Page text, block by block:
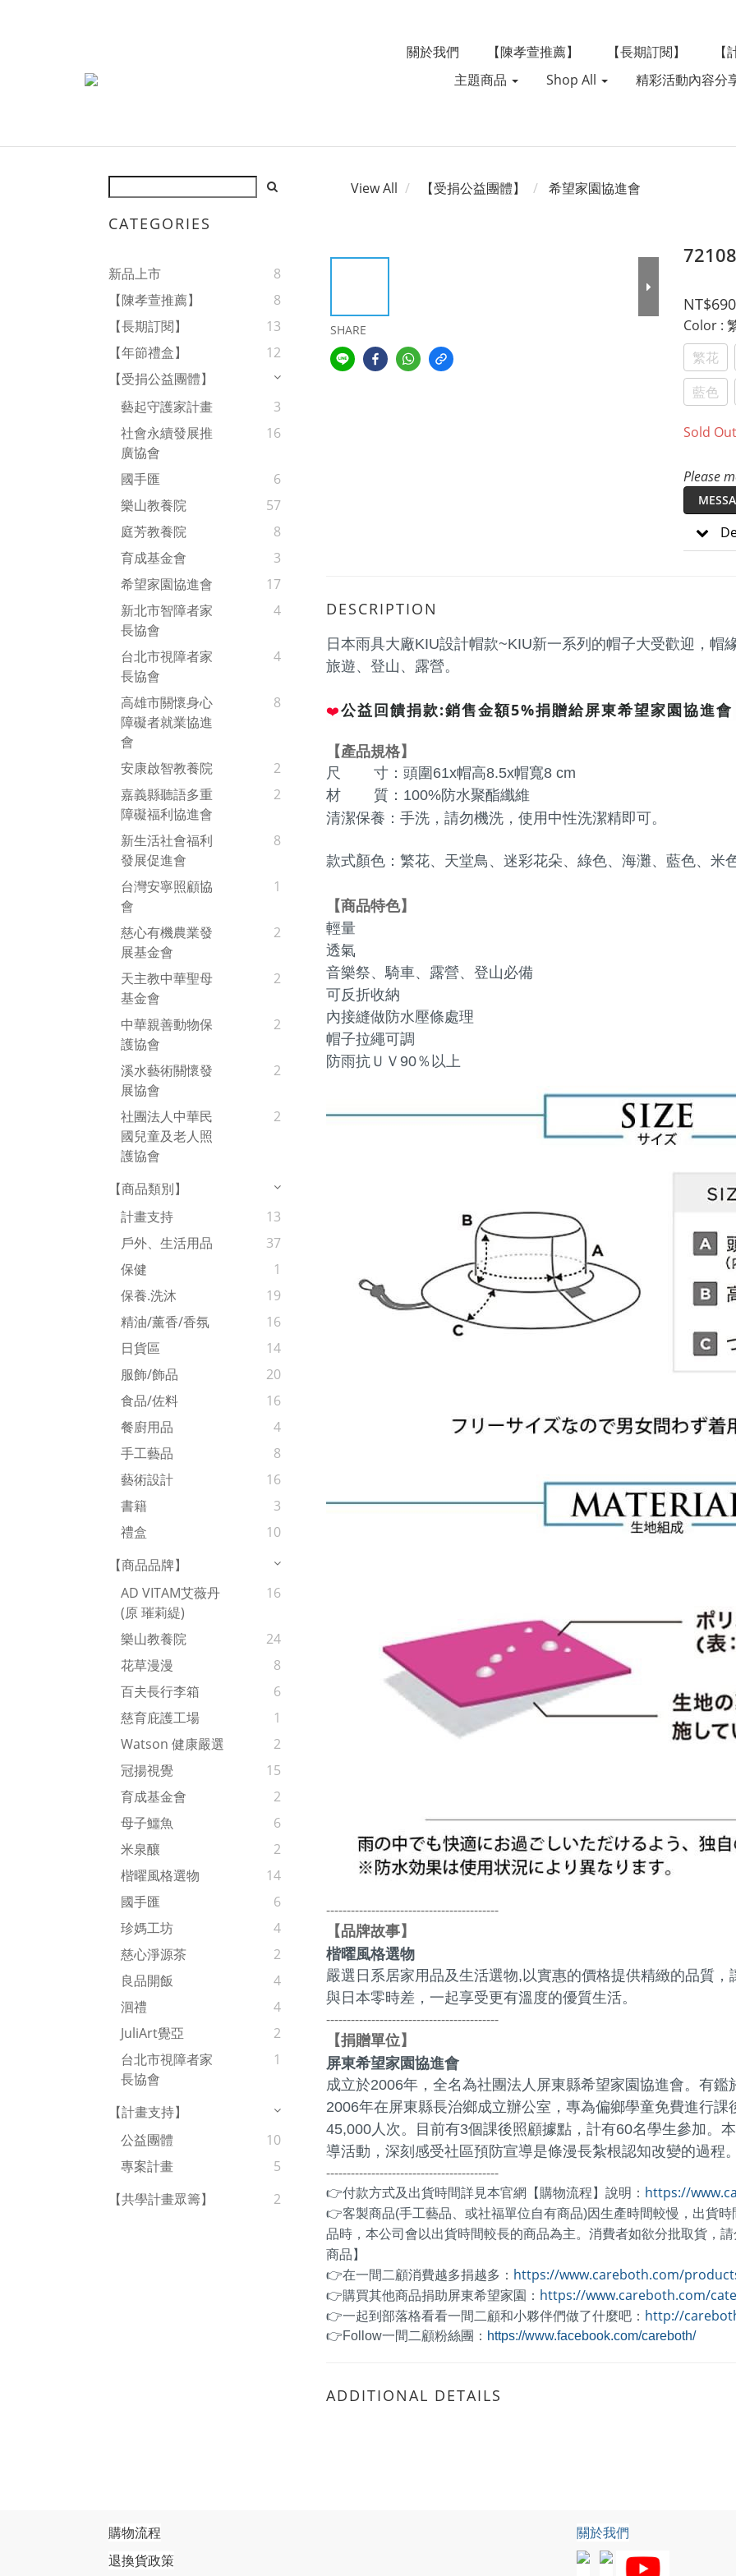
關於我們 【陳孝萱推薦】 【長期訂閱】
主題商品
Shop All 精彩活動內容分
CATEGORIES
新品上市
8
【陳孝萱推薦】
8
【長期訂閱】
13
【年節禮盒】
12
【受捐公益團體】
藝起守護家計畫
3
社會永續發展推
廣協會
16
國手匯
6
樂山教養院
57
庭芳教養院
8
育成基金會
3
希望家園協進會
17
新北市智障者家
長協會
4
台北市視障者家
長協會
4
高雄市關懷身心
障礙者就業協進
會
8
安康啟智教養院
2
嘉義縣聽語多重
障礙福利協進會
2
新生活社會福利
發展促進會
8
台灣安寧照顧協
會
1
慈心有機農業發
展基金會
2
天主教中華聖母
基金會
2
中華親善動物保
護協會
2
溪水藝術關懷發
展協會
2
社團法人中華民
國兒童及老人照
護協會
2
【商品類別】
計畫支持
13
戶外、生活用品
37
保健
1
保養.洗沐
19
精油/薰香/香氛
16
日貨區
14
服飾/飾品
20
食品/佐料
16
餐廚用品
4
手工藝品
8
藝術設計
16
書籍
3
禮盒
10
【商品品牌】
AD VITAM艾薇丹
(原 璀莉緹)
16
樂山教養院
24
花草漫漫
8
百夫長行李箱
6
慈育庇護工場
1
Watson 健康嚴選
2
冠揚視覺
15
育成基金會
2
母子鱷魚
6
米泉釀
2
楷曜風格選物
14
國手匯
6
珍媽工坊
4
慈心淨源茶
2
良品開飯
4
洄禮
4
JuliArt覺亞
2
台北市視障者家
長協會
1
【計畫支持】
公益團體
10
專案計畫
5
【共學計畫眾籌】
2
View All 【受捐公益團體】 希望家園協進會
SHARE
NT$690
Color :
繁花
藍色
Sold Out
Please
DESCRIPTION
日本雨具大廠KIU設計帽款~KIU新一系列的帽子大受歡迎，帽
旅遊、登山、露營。
❤️公益回饋捐款:銷售金額5%捐贈給屏東希望家園協進會
【產品規格】
尺        寸：頭圍61x帽高8.5x帽寬8 cm
材        質：100%防水聚酯纖維
清潔保養 ： 手洗，請勿機洗，使用中性洗潔精即可。
款式顏色：繁花、天堂鳥、迷彩花朵、綠色、海灘、藍色、米
【商品特色】
輕量
透氣
音樂祭、騎車、露營、登山必備
可反折收納
內接縫做防水壓條處理
帽子拉繩可調
防雨抗ＵＶ90％以上
------------------------------------------
【品牌故事】
楷曜風格選物
嚴選日系居家用品及生活選物,以實惠的價格提供精緻的品質
與日本零時差，一起享受更有溫度的優質生活。
------------------------------------------
【捐贈單位】
屏東希望家園協進會
成立於2006年，全名為社團法人屏東縣希望家園協進會。有
2006年在屏東縣長治鄉成立辦公室，專為偏鄉學童免費進行
45,000人次。目前有3個課後照顧據點，計有60名學生參加。
導活動，深刻感受社區預防宣導是條漫長紮根認知改變的過程
------------------------------------------
👉付款方式及出貨時間詳見本官網【購物流程】說明： https://
👉客製商品(手工藝品、或社福單位自有商品)因生產時間較慢，出貨
品時，本公司會以出貨時間較長的商品為主。消費者如欲分批取貨，
商品】
👉在一間二顧消費越多捐越多： https://www.careboth.com/
👉購買其他商品捐助屏東希望家園： https://www.careboth.com/
👉一起到部落格看看一間二顧和小夥伴們做了什麼吧： http://
👉Follow一間二顧粉絲團： https://www.facebook.com/careboth/
ADDITIONAL DETAILS
購物流程
退換貨政策
關於我們